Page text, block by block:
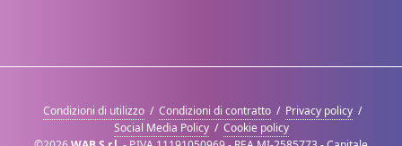
Condizioni di utilizzo / Condizioni di contratto / Privacy policy /
Social Media Policy / Cookie policy